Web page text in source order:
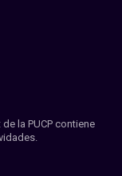
la PUCP contiene